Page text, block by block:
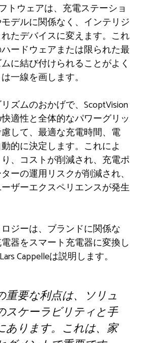
トウェアは、充電ステーショ
デルに関係なく、インテリジ
たデバイスに変えます。これ
ードウェアまたは限られた最
に結び付けられることがよく
一線を画します。
ズムのおかげで、ScoptVision
適性と全体的なパワーグリッ
して、最適な充電時間、電
的に決定します。これによ
、コストが削減され、充電ポ
ーの運用リスクが削減され、
ザーエクスペリエンスが発生
ロジーは、ブランドに関係な
器をスマート充電器に変換し
Cappelleは説明します。
重要な利点は、ソリュ
スケーラビリティと手
あります。これは、家